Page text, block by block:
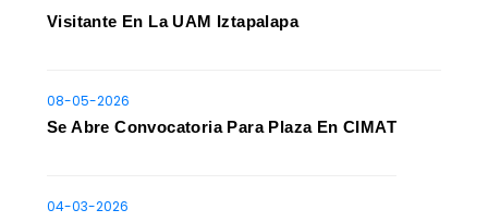
Visitante En La UAM Iztapalapa
08-05-2026
Se Abre Convocatoria Para Plaza En CIMAT
04-03-2026